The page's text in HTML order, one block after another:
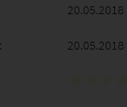
20.05.2018